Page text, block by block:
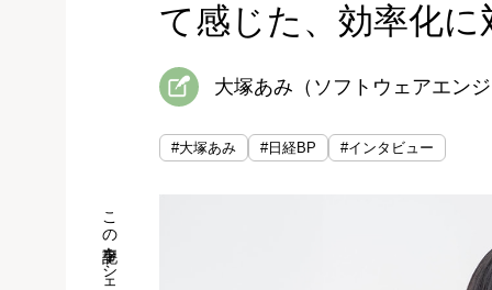
て感じた、効率化
大塚あみ（ソフトウェアエン
#大塚あみ #日経BP #インタビュー
この記事をシェア